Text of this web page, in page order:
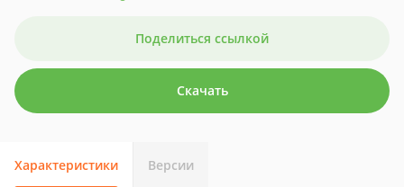
Поделиться ссылкой
Скачать
Характеристики Версии